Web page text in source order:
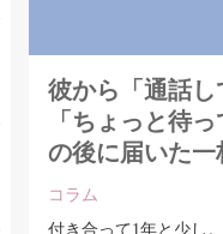
彼から「通話し
「ちょっと待
の後に届いた
コラム
付き合って1年と少し